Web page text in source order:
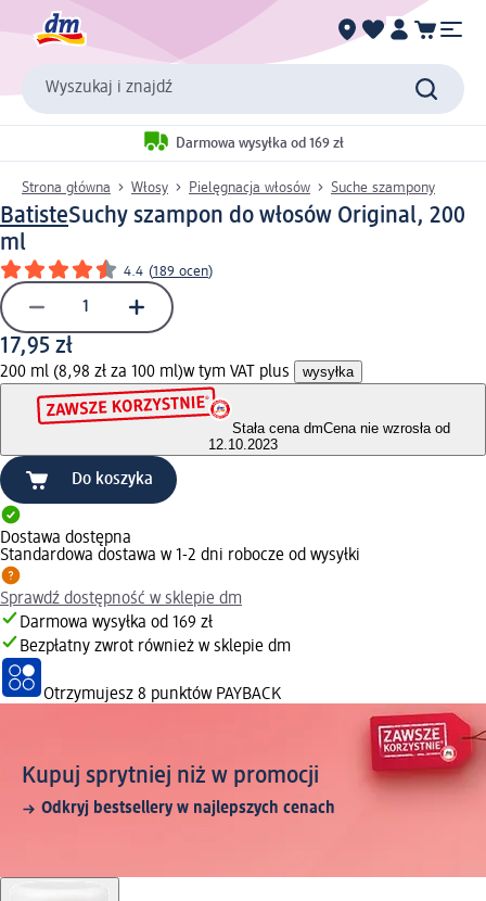
Wyszukaj i znajdź
Darmowa wysyłka od 169 zł
Strona główna Włosy Pielęgnacja włosów Suche szampony
BatisteSuchy szampon do włosów Original, 200
ml
4.4 (189 ocen)
17,95 zł
200 ml (8,98 zł za 100 ml)w tym VAT plus wysyłka
Stała cena dmCena nie wzrosła od
12.10.2023
Do koszyka
Dostawa dostępna
Standardowa dostawa w 1-2 dni robocze od wysyłki
Sprawdź dostępność w sklepie dm
Darmowa wysyłka od 169 zł
Bezpłatny zwrot również w sklepie dm
Otrzymujesz 8 punktów PAYBACK
Kupuj sprytniej niż w promocji
Odkryj bestsellery w najlepszych cenach